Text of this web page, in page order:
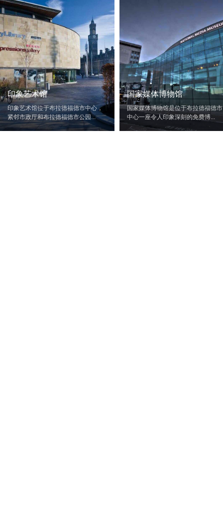
印象艺术馆
印象艺术馆位于布拉德福德市中心，
紧邻市政厅和布拉德福德市公园...
国家媒体博物馆
国家媒体博物馆是位于布拉德福德市
中心一座令人印象深刻的免费博...